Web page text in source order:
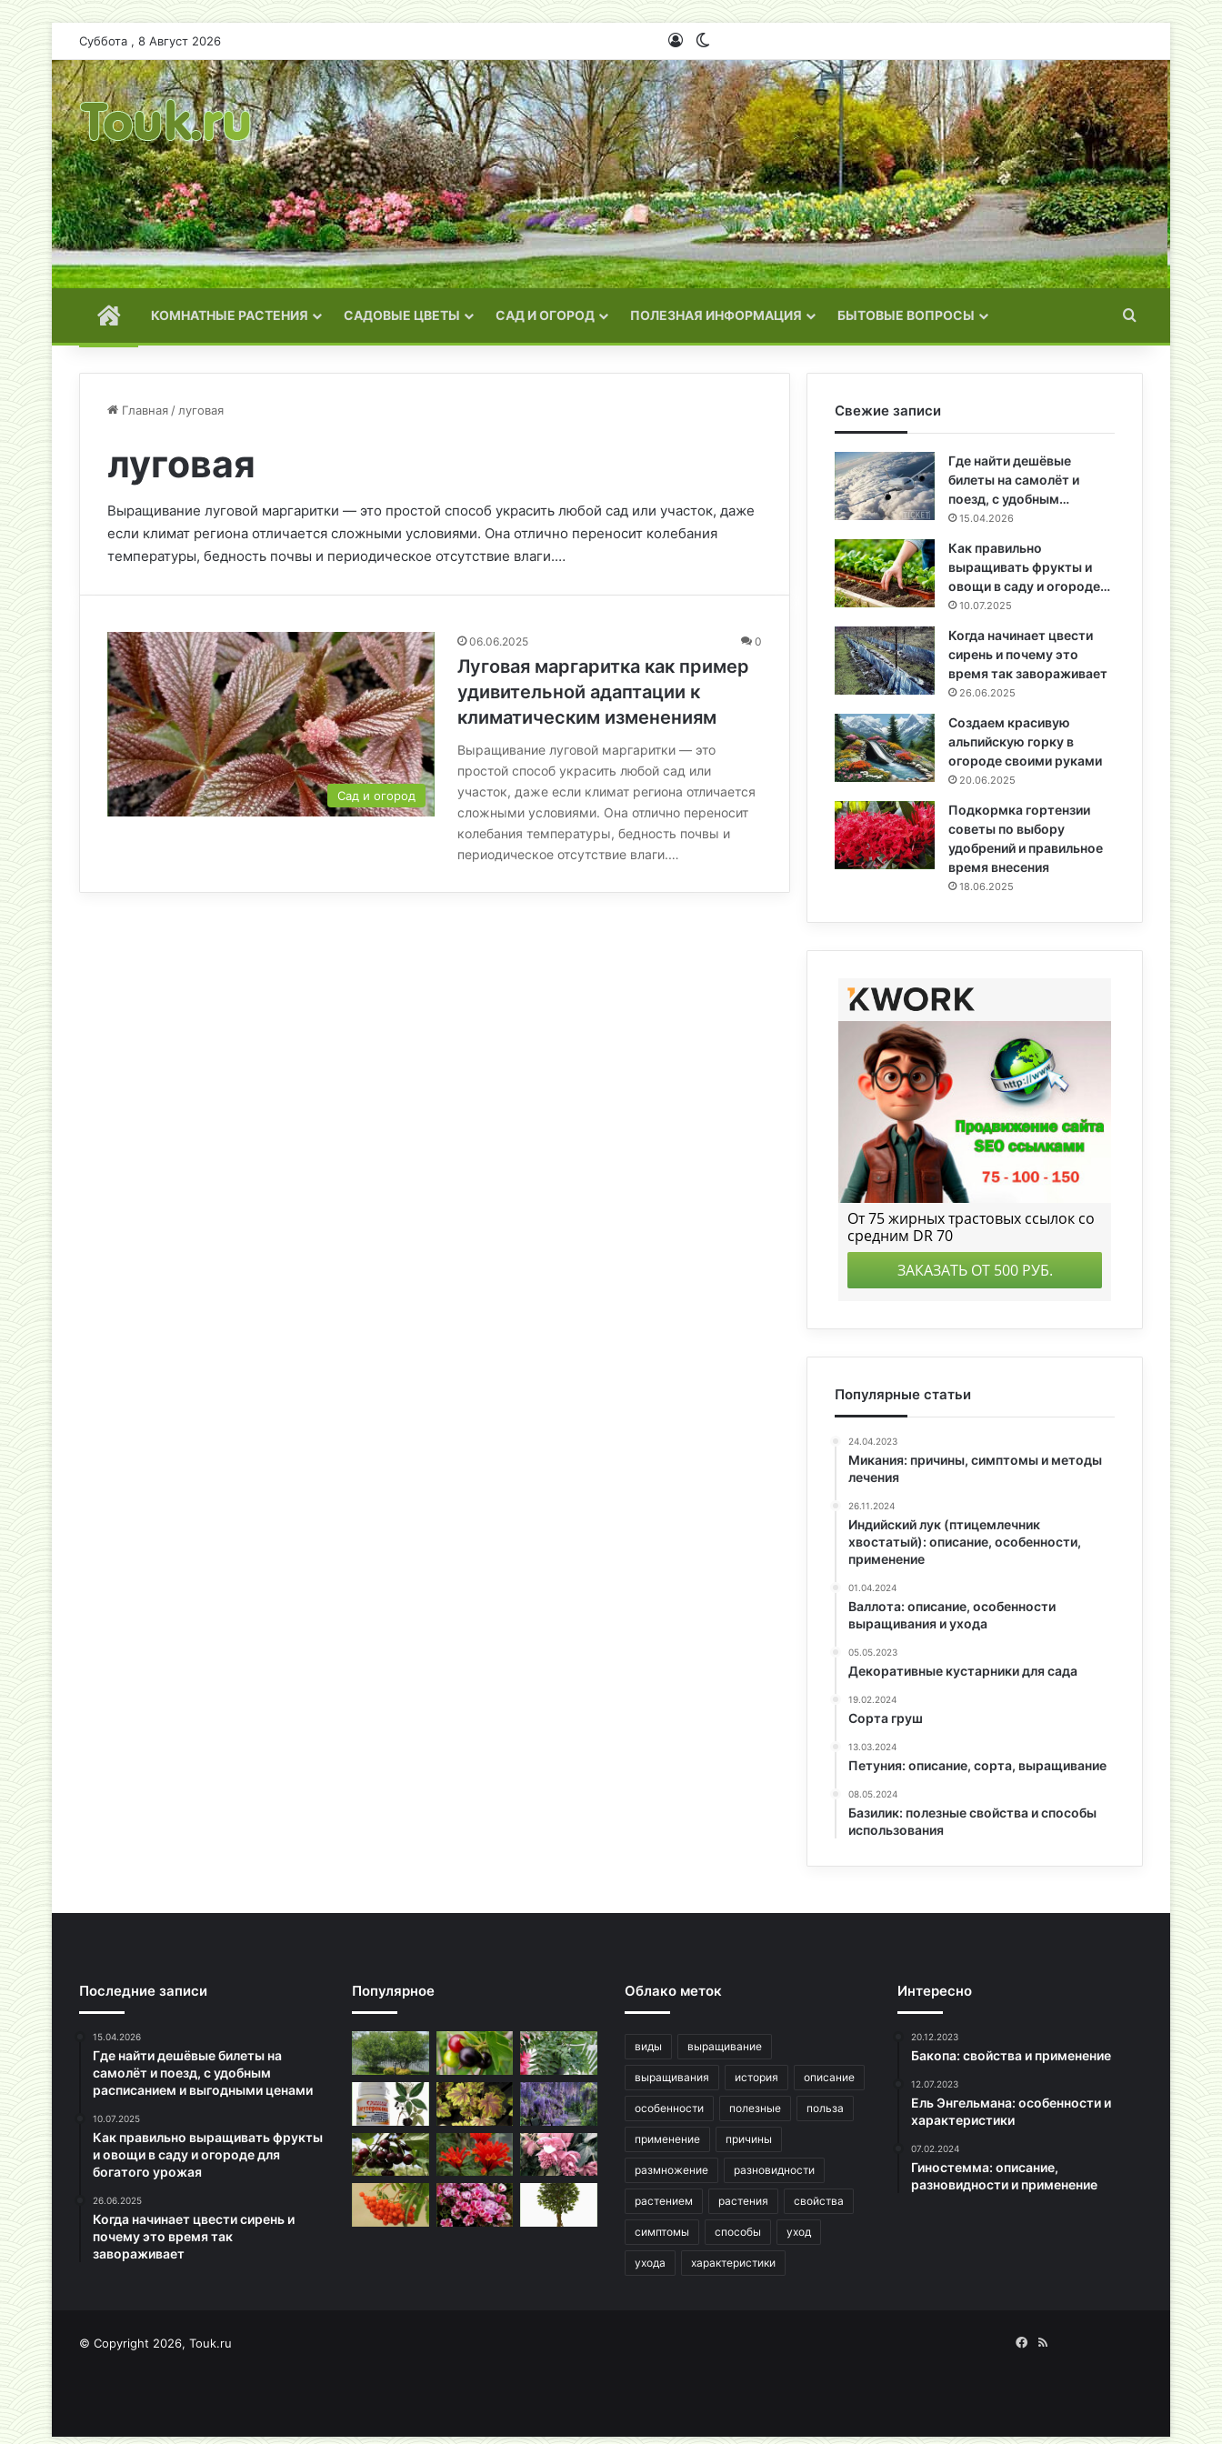
Суббота , 8 Август 2026 Войти
ГЛАВНАЯКОМНАТНЫЕ РАСТЕНИЯ САДОВЫЕ ЦВЕТЫ САД И ОГОРОД ПОЛЕЗНАЯ ИНФОРМАЦИЯ БЫТОВЫЕ ВОПРОСЫ Искать
Главная / луговая
луговая
Выращивание луговой маргаритки — это простой способ украсить любой сад или участок, даже
если климат региона отличается сложными условиями. Она отлично переносит колебания
температуры, бедность почвы и периодическое отсутствие влаги.…
Сад и огород
06.06.2025 0
Луговая маргаритка как пример
удивительной адаптации к
климатическим изменениям
Выращивание луговой маргаритки — это
простой способ украсить любой сад или
участок, даже если климат региона отличается
сложными условиями. Она отлично переносит
колебания температуры, бедность почвы и
периодическое отсутствие влаги.…
Свежие записи
Где найти дешёвые
билеты на самолёт и
поезд, с удобным…
15.04.2026
Как правильно
выращивать фрукты и
овощи в саду и огороде…
10.07.2025
Когда начинает цвести
сирень и почему это
время так завораживает
26.06.2025
Создаем красивую
альпийскую горку в
огороде своими руками
20.06.2025
Подкормка гортензии
советы по выбору
удобрений и правильное
время внесения
18.06.2025
Популярные статьи
24.04.2023
Микания: причины, симптомы и методы
лечения
26.11.2024
Индийский лук (птицемлечник
хвостатый): описание, особенности,
применение
01.04.2024
Валлота: описание, особенности
выращивания и ухода
05.05.2023
Декоративные кустарники для сада
19.02.2024
Сорта груш
13.03.2024
Петуния: описание, сорта, выращивание
08.05.2024
Базилик: полезные свойства и способы
использования
Последние записи
15.04.2026
Где найти дешёвые билеты на
самолёт и поезд, с удобным
расписанием и выгодными ценами
10.07.2025
Как правильно выращивать фрукты
и овощи в саду и огороде для
богатого урожая
26.06.2025
Когда начинает цвести сирень и
почему это время так
завораживает
Популярное Облако меток
виды выращивание
выращивания история описание
особенности полезные польза
применение причины
размножение разновидности
растением растения свойства
симптомы способы уход
ухода характеристики
Интересно
20.12.2023
Бакопа: свойства и применение
12.07.2023
Ель Энгельмана: особенности и
характеристики
07.02.2024
Гиностемма: описание,
разновидности и применение
© Copyright 2026, Touk.ru Facebook